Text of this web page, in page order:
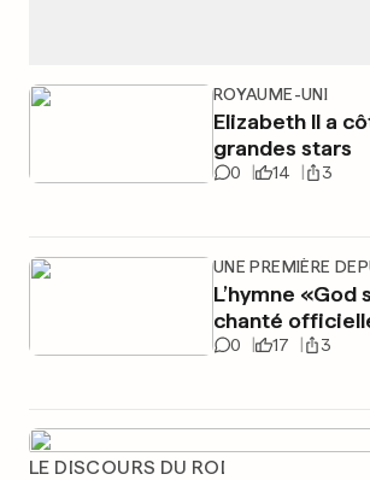
ROYAUME-UNI
Elizabeth II a
grandes stars
0 14 3
UNE PREMIÈRE
L’hymne «God
chanté
0 17 3
LE DISCOURS DU ROI